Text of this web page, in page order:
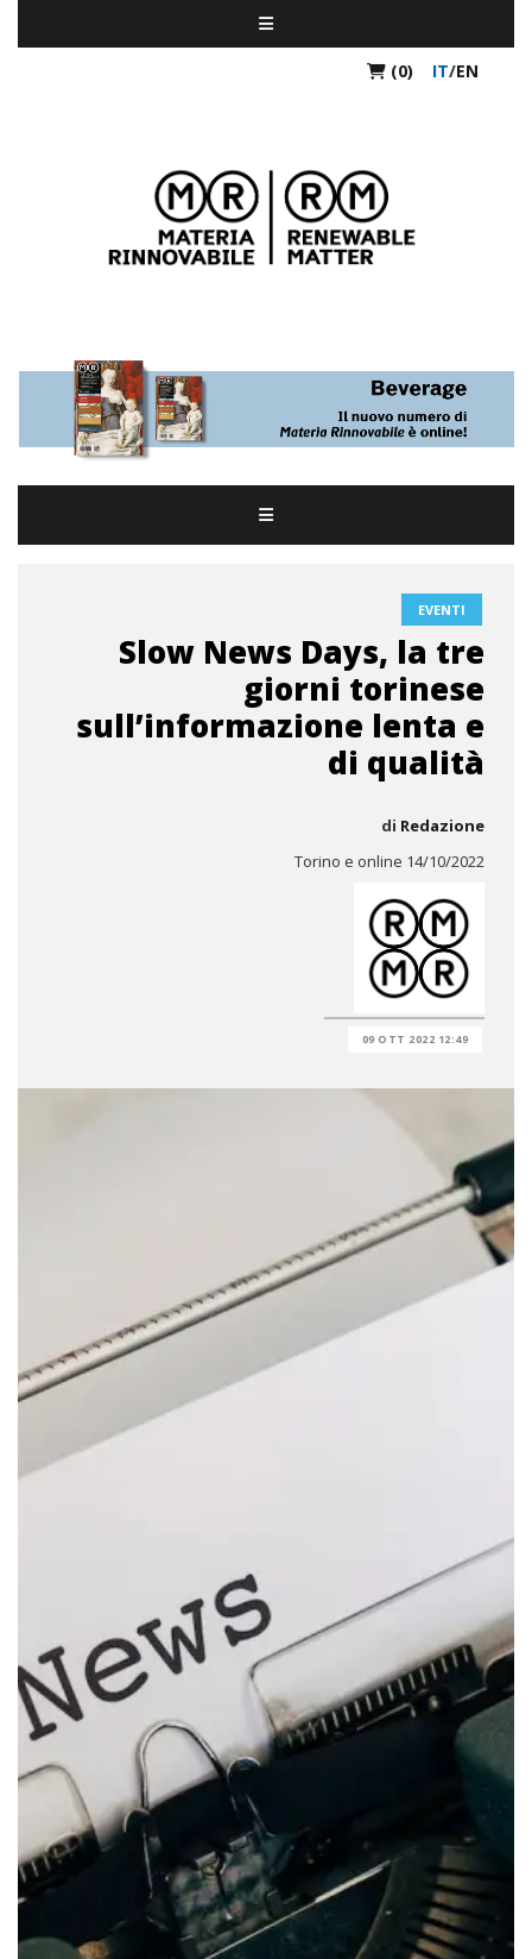
(0) IT/EN
EVENTI
Slow News Days, la tre
giorni torinese
sull’informazione lenta e
di qualità
di Redazione
Torino e online 14/10/2022
09 OTT 2022 12:49